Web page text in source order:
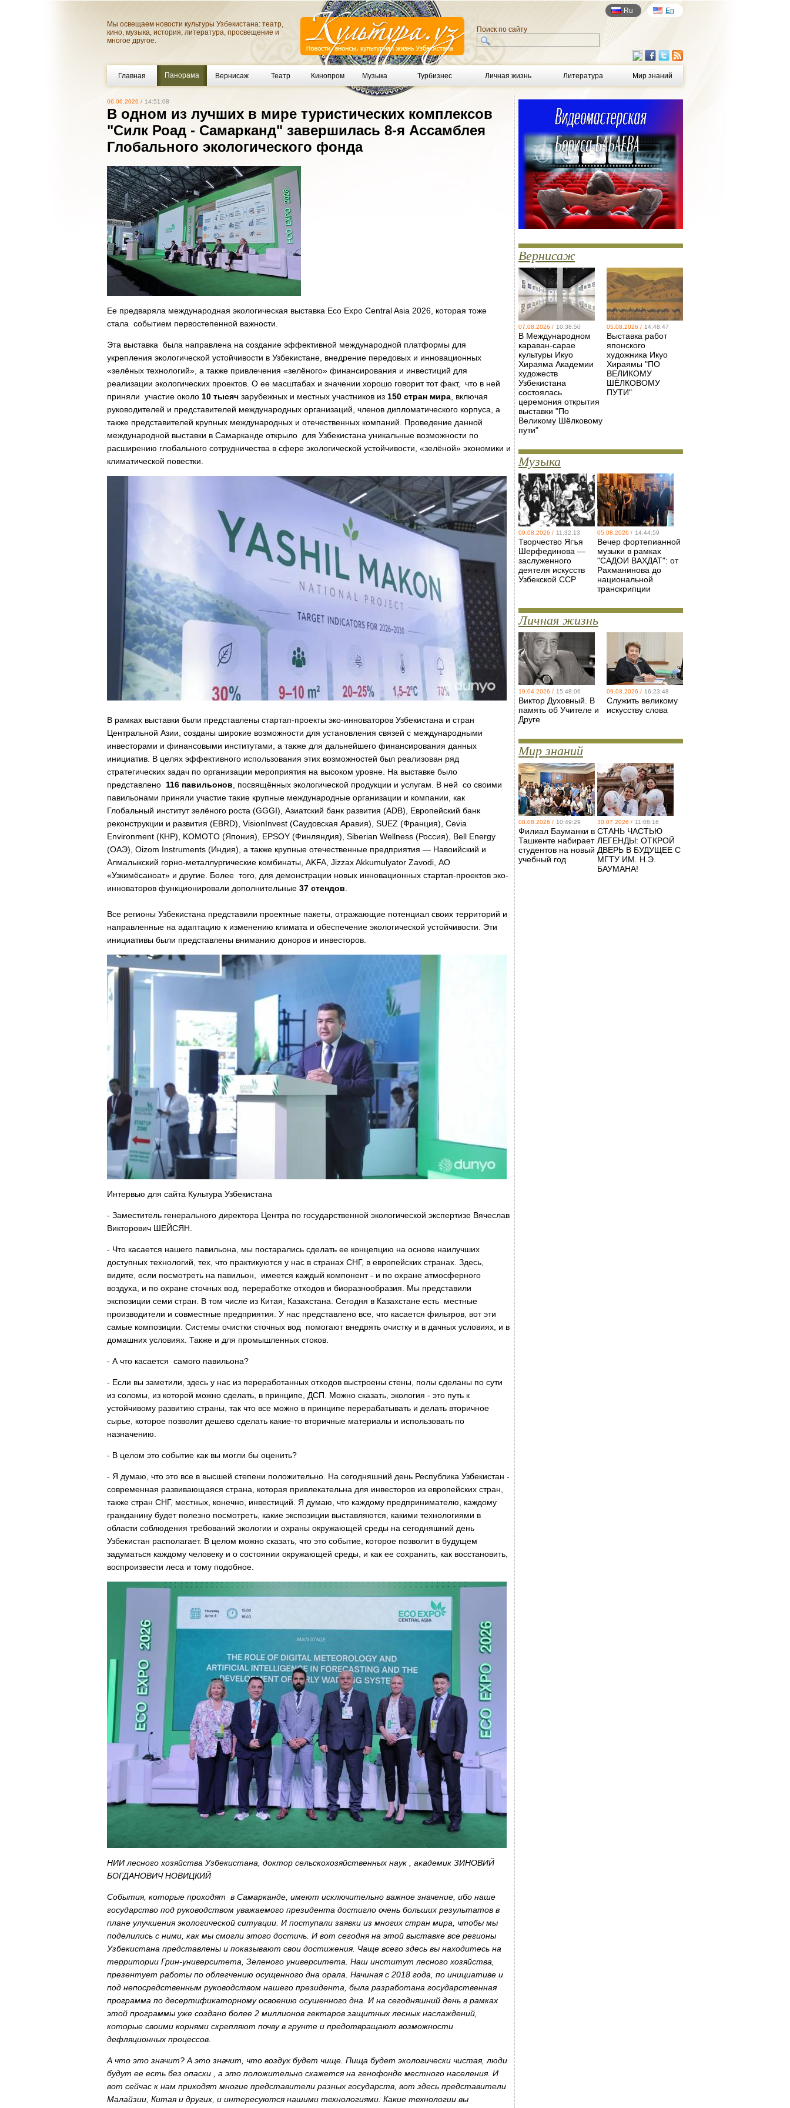
Мы освещаем новости культуры Узбекистана: театр,
кино, музыка, история, литература, просвещение и
многое другое.
Ru En
Поиск по сайту
Главная Панорама Вернисаж Театр Кинопром Музыка Турбизнес Личная жизнь Литература Мир знаний
06.06.2026 / 14:51:08
В одном из лучших в мире туристических комплексов
"Силк Роад - Самарканд" завершилась 8-я Ассамблея
Глобального экологического фонда
Ее предваряла международная экологическая выставка Eco Expo Central Asia 2026, которая тоже
стала событием первостепенной важности.
Эта выставка была направлена на создание эффективной международной платформы для
укрепления экологической устойчивости в Узбекистане, внедрение передовых и инновационных
«зелёных технологий», а также привлечения «зелёного» финансирования и инвестиций для
реализации экологических проектов. О ее масштабах и значении хорошо говорит тот факт, что в ней
приняли участие около 10 тысяч зарубежных и местных участников из 150 стран мира , включая
руководителей и представителей международных организаций, членов дипломатического корпуса, а
также представителей крупных международных и отечественных компаний. Проведение данной
международной выставки в Самарканде открыло для Узбекистана уникальные возможности по
расширению глобального сотрудничества в сфере экологической устойчивости, «зелёной» экономики и
климатической повестки.
В рамках выставки были представлены стартап-проекты эко-инноваторов Узбекистана и стран
Центральной Азии, созданы широкие возможности для установления связей с международными
инвесторами и финансовыми институтами, а также для дальнейшего финансирования данных
инициатив. В целях эффективного использования этих возможностей был реализован ряд
стратегических задач по организации мероприятия на высоком уровне. На выставке было
представлено 116 павильонов , посвящённых экологической продукции и услугам. В ней со своими
павильонами приняли участие такие крупные международные организации и компании, как
Глобальный институт зелёного роста (GGGI), Азиатский банк развития (ADB), Европейский банк
реконструкции и развития (EBRD), VisionInvest (Саудовская Аравия), SUEZ (Франция), Cevia
Environment (КНР), KOMOTO (Япония), EPSOY (Финляндия), Siberian Wellness (Россия), Bell Energy
(ОАЭ), Oizom Instruments (Индия), а также крупные отечественные предприятия — Навоийский и
Алмалыкский горно-металлургические комбинаты, AKFA, Jizzax Akkumulyator Zavodi, АО
«Узкимёсаноат» и другие. Более того, для демонстрации новых инновационных стартап-проектов эко-
инноваторов функционировали дополнительные 37 стендов
Все регионы Узбекистана представили проектные пакеты, отражающие потенциал своих территорий и
направленные на адаптацию к изменению климата и обеспечение экологической устойчивости. Эти
инициативы были представлены вниманию доноров и инвесторов.
Интервью для сайта Культура Узбекистана
- Заместитель генерального директора Центра по государственной экологической экспертизе Вячеслав
Викторович ШЕЙСЯН.
- Что касается нашего павильона, мы постарались сделать ее концепцию на основе наилучших
доступных технологий, тех, что практикуются у нас в странах СНГ, в европейских странах. Здесь,
видите, если посмотреть на павильон, имеется каждый компонент - и по охране атмосферного
воздуха, и по охране сточных вод, переработке отходов и биоразнообразия. Мы представили
экспозиции семи стран. В том числе из Китая, Казахстана. Сегодня в Казахстане есть местные
производители и совместные предприятия. У нас представлено все, что касается фильтров, вот эти
самые композиции. Системы очистки сточных вод помогают внедрять очистку и в дачных условиях, и в
домашних условиях. Также и для промышленных стоков.
- А что касается самого павильона?
- Если вы заметили, здесь у нас из переработанных отходов выстроены стены, полы сделаны по сути
из соломы, из которой можно сделать, в принципе, ДСП. Можно сказать, экология - это путь к
устойчивому развитию страны, так что все можно в принципе перерабатывать и делать вторичное
сырье, которое позволит дешево сделать какие-то вторичные материалы и использовать по
назначению.
- В целом это событие как вы могли бы оценить?
- Я думаю, что это все в высшей степени положительно. На сегодняшний день Республика Узбекистан -
современная развивающаяся страна, которая привлекательна для инвесторов из европейских стран,
также стран СНГ, местных, конечно, инвестиций. Я думаю, что каждому предпринимателю, каждому
гражданину будет полезно посмотреть, какие экспозиции выставляются, какими технологиями в
области соблюдения требований экологии и охраны окружающей среды на сегодняшний день
Узбекистан располагает. В целом можно сказать, что это событие, которое позволит в будущем
задуматься каждому человеку и о состоянии окружающей среды, и как ее сохранить, как восстановить,
воспроизвести леса и тому подобное.
НИИ лесного хозяйства Узбекистана, доктор сельскохозяйственных наук , академик ЗИНОВИЙ
БОГДАНОВИЧ НОВИЦКИЙ
События, которые проходят в Самарканде, имеют исключительно важное значение, ибо наше
государство под руководством уважаемого президента достигло очень больших результатов в
плане улучшения экологической ситуации. И поступали заявки из многих стран мира, чтобы мы
поделились с ними, как мы смогли этого достичь. И вот сегодня на этой выставке все регионы
Узбекистана представлены и показывают свои достижения. Чаще всего здесь вы находитесь на
территории Грин-университета, Зеленого университета. Наш институт лесного хозяйства,
презентует работы по облегчению осущенного дна орала. Начиная с 2018 года, по инициативе и
под непосредственным руководством нашего президента, была разработана государственная
программа по десертификаторному освоению осушенного дна. И на сегодняшний день в рамках
этой программы уже создано более 2 миллионов гектаров защитных лесных наслаждений,
которые своими корнями скрепляют почву в грунте и предотвращают возможности
дефляционных процессов.
А что это значит? А это значит, что воздух будет чище. Пища будет экологически чистая, люди
будут ее есть без опаски , а это положительно скажется на генофонде местного населения. И
вот сейчас к нам приходят многие представители разных государств, вот здесь представители
Малайзии, Китая и других, и интересуются нашими технологиями. Какие технологии вы
Вернисаж
07.08.2026 / 10:38:50
В Международном
караван-сарае
культуры Икуо
Хираяма Академии
художеств
Узбекистана
состоялась
церемония открытия
выставки "По
Великому Шёлковому
пути"
05.08.2026 / 14:48:47
Выставка работ
японского
художника Икуо
Хираямы "ПО
ВЕЛИКОМУ
ШЁЛКОВОМУ
ПУТИ"
Музыка
09.08.2026 / 11:32:13
Творчество Ягъя
Шерфединова —
заслуженного
деятеля искусств
Узбекской ССР
05.08.2026 / 14:44:59
Вечер фортепианной
музыки в рамках
"САДОИ ВАХДАТ": от
Рахманинова до
национальной
транскрипции
Личная жизнь
19.04.2026 / 15:48:06
Виктор Духовный. В
память об Учителе и
Друге
09.03.2026 / 16:23:48
Служить великому
искусству слова
Мир знаний
08.08.2026 / 10:49:29
Филиал Бауманки в
Ташкенте набирает
студентов на новый
учебный год
30.07.2026 / 11:08:16
СТАНЬ ЧАСТЬЮ
ЛЕГЕНДЫ: ОТКРОЙ
ДВЕРЬ В БУДУЩЕЕ С
МГТУ ИМ. Н.Э.
БАУМАНА!